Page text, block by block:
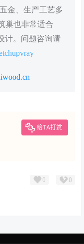
金、生产工艺多
巢也非常适合
计。问题咨询请
给TA打赏
0 0